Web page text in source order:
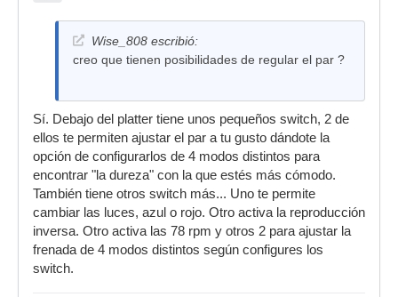
Wise_808 escribió:
creo que tienen posibilidades de regular el par ?
Sí. Debajo del platter tiene unos pequeños switch, 2 de
ellos te permiten ajustar el par a tu gusto dándote la
opción de configurarlos de 4 modos distintos para
encontrar "la dureza" con la que estés más cómodo.
También tiene otros switch más... Uno te permite
cambiar las luces, azul o rojo. Otro activa la reproducción
inversa. Otro activa las 78 rpm y otros 2 para ajustar la
frenada de 4 modos distintos según configures los
switch.